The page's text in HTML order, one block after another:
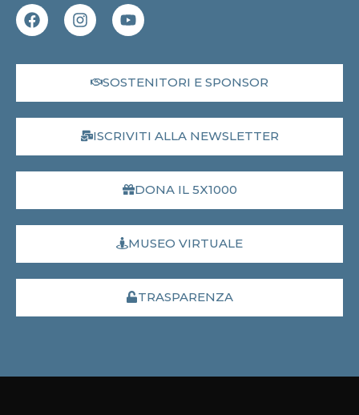
SOSTENITORI E SPONSOR
ISCRIVITI ALLA NEWSLETTER
DONA IL 5X1000
MUSEO VIRTUALE
TRASPARENZA